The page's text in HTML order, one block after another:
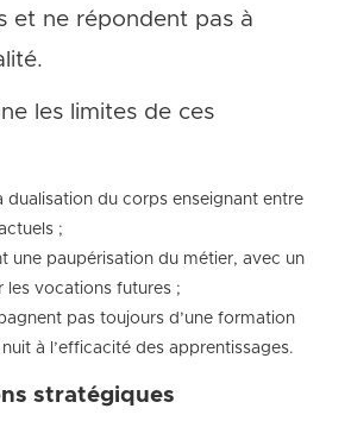
et ne répondent pas à
les limites de ces
dualisation du corps enseignant entre
;
une paupérisation du métier, avec un
les vocations futures ;
pas toujours d’une formation
à l’efficacité des apprentissages.
stratégiques